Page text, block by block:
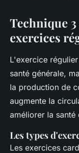
Technique
exercices
L'exercice
santé générale,
la production de
augmente la
améliorer la santé
Les types
Les exercices